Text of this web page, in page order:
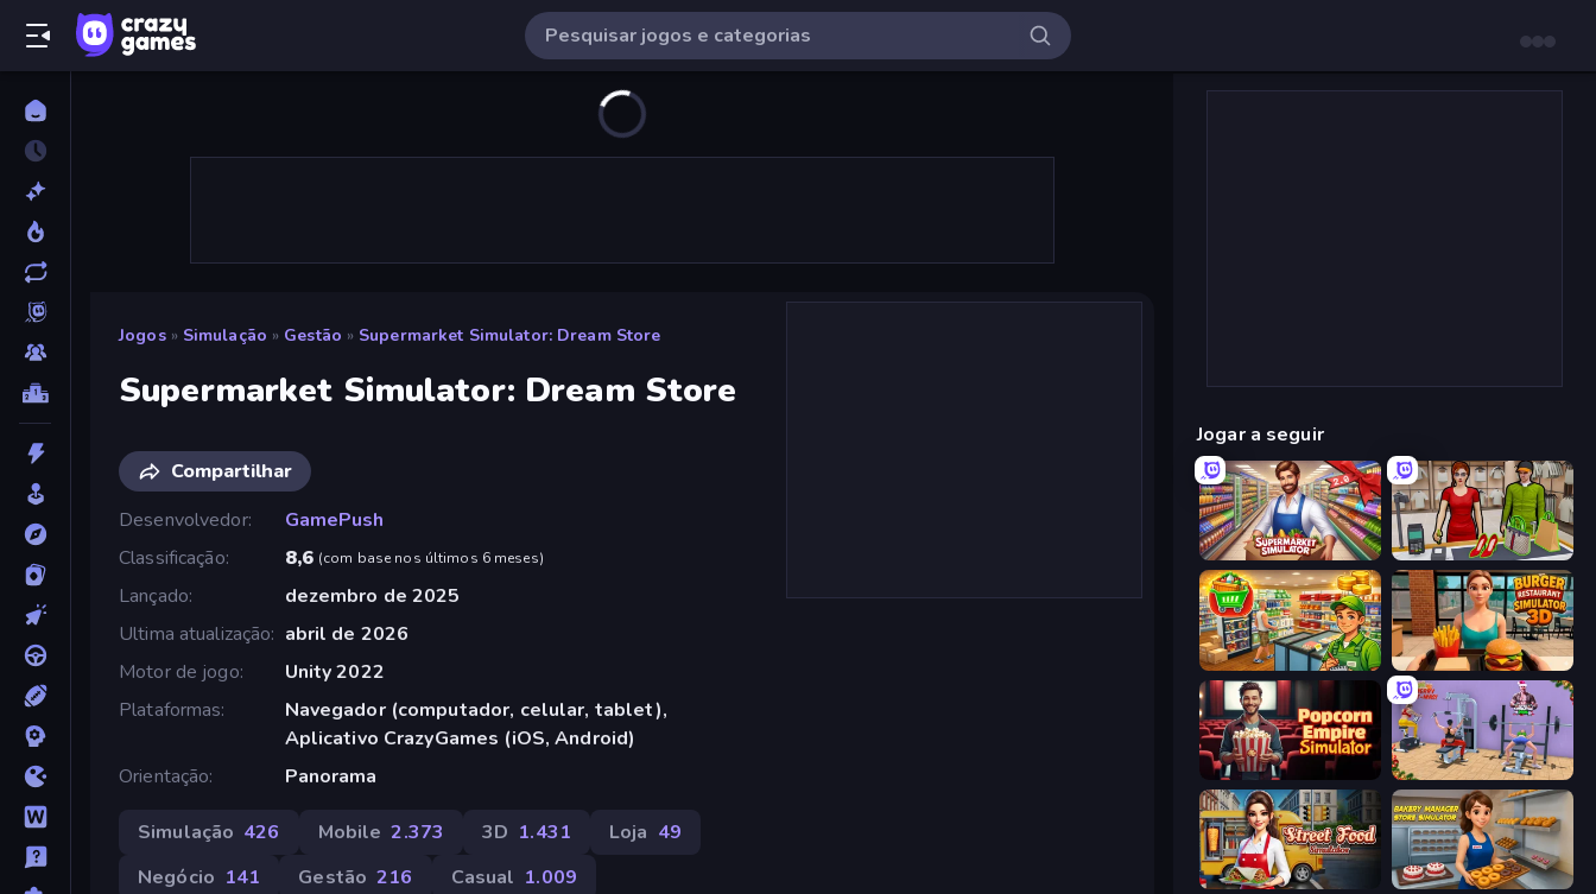
Jogos » Simulação » Gestão » Supermarket Simulator: Dream Store
Supermarket Simulator: Dream Store
Compartilhar
Desenvolvedor
GamePush
Classificação
8,6 (com base nos últimos 6 meses)
Lançado
dezembro de 2025
Ultima atualização
abril de 2026
Motor de jogo
Unity 2022
Plataformas
Navegador (computador, celular, tablet),
Aplicativo CrazyGames (iOS, Android)
Orientação
Panorama
Simulação 426 Mobile 2.373 3D 1.431 Loja 49
Negócio 141 Gestão 216 Casual 1.009
Jogar a seguir
Supermarket Simulator: Store Manager Shop Master 3D
Supermarket Simulator: Desert
Gym Simulator 2024
Street Food Simulator Bakery Manager: Store Simulator